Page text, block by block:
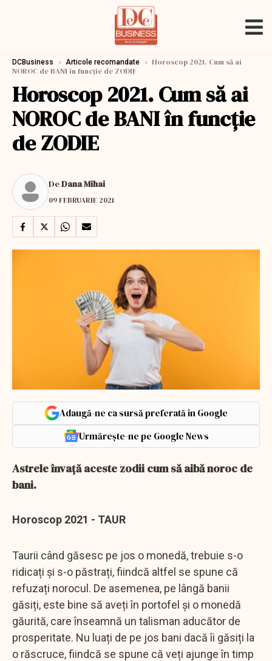
DCBusiness › Articole recomandate › Horoscop 2021. Cum să ai
NOROC de BANI în funcție de ZODIE
Horoscop 2021. Cum să ai
NOROC de BANI în funcție
de ZODIE
DeDana Mihai
09 FEBRUARIE 2021
Adaugă-ne ca sursă preferată în Google
Urmărește-ne pe Google News
Astrele învață aceste zodii cum să aibă noroc de
bani.
Horoscop 2021 - TAUR
Taurii când găsesc pe jos o monedă, trebuie s-o
ridicați și s-o păstrați, fiindcă altfel se spune că
refuzați norocul. De asemenea, pe lângă banii
găsiți, este bine să aveți în portofel și o monedă
găurită, care înseamnă un talisman aducător de
prosperitate. Nu luați de pe jos bani dacă îi găsiți la
o răscruce, fiindcă se spune că veți ajunge în timp